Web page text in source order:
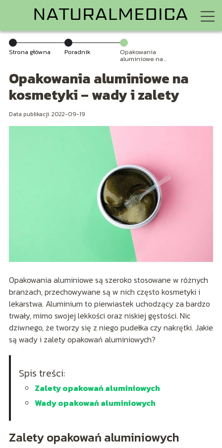
Strona główna Poradnik Opakowania
aluminiowe na
wady i zalety
Opakowania aluminiowe na
kosmetyki – wady i zalety
Data publikacji: 2022-09-19
Opakowania aluminiowe są szeroko stosowane w różnych
branżach, przechowywane są w nich często kosmetyki i
lekarstwa. Aluminium to pierwiastek uchodzący za bardzo
trwały, mimo swojej lekkości oraz niskiej gęstości. Nic
dziwnego, że tworzy się z niego pudełka czy nakrętki. Jakie
są wady i zalety opakowań aluminiowych?
Spis treści:
Zalety opakowań aluminiowych
Wady opakowań aluminiowych
Zalety opakowań aluminiowych